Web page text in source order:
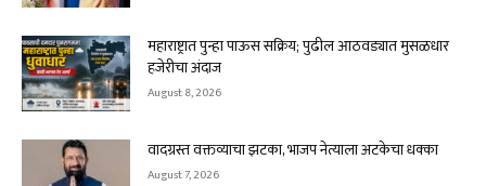
महाराष्ट्रात पुन्हा पाऊस सक्रिय; पुढील आठवड्यात मुसळधार
हजेरीचा अंदाज
August 8, 2026
वादग्रस्त वक्तव्याचा झटका, भाजप नेत्याला अटकेचा धक्का
August 7, 2026